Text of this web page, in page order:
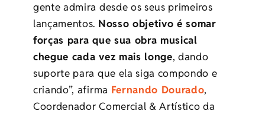
gente admira desde os seus primeiros
lançamentos. Nosso objetivo é somar
forças para que sua obra musical
chegue cada vez mais longe, dando
suporte para que ela siga compondo e
criando”, afirma Fernando Dourado,
Coordenador Comercial & Artístico da